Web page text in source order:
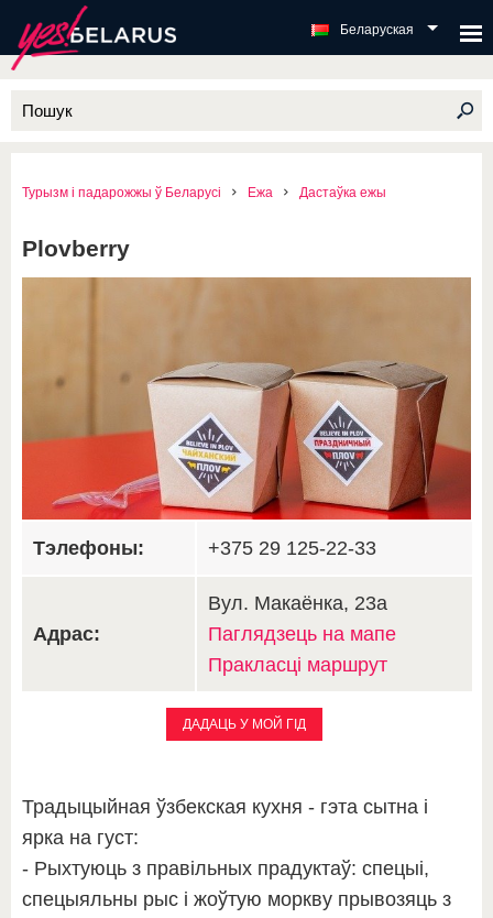
Беларуская
Турызм і падарожжы ў Беларусі Ежа Дастаўка ежы
Plovberry
Тэлефоны: +375 29 125-22-33
Адрас:
Вул. Макаёнка, 23а
Паглядзець на мапе
Пракласці маршрут
ДАДАЦЬ У МОЙ ГІД
Традыцыйная ўзбекская кухня - гэта сытна і
ярка на густ:
- Рыхтуюць з правільных прадуктаў: спецыі,
спецыяльны рыс і жоўтую моркву прывозяць з